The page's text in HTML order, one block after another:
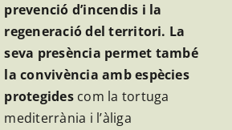
prevenció d’incendis i la
regeneració del territori. La
seva presència permet també
la convivència amb espècies
protegidescom la tortuga
mediterrània i l’àliga